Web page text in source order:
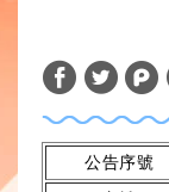
公告序號